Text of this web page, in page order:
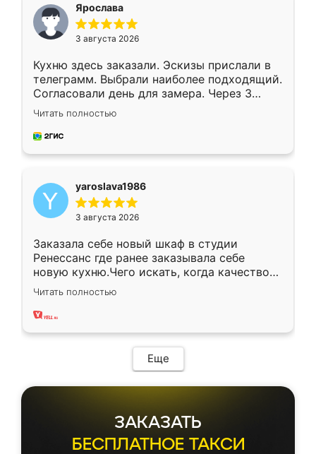
Ярослава
3 августа 2026
Кухню здесь заказали. Эскизы прислали в
телеграмм. Выбрали наиболее подходящий.
Согласовали день для замера. Через 3
недели кухня была уже готова. Остались
довольны работой. Спасибо Ренессанс
мебель за качественную работу!
Читать полностью
yaroslava1986
3 августа 2026
Заказала себе новый шкаф в студии
Ренессанс где ранее заказывала себе
новую кухню.Чего искать, когда качеством
вполне довольна. Служит кухня уже почти
два года, нареканий нет.
Читать полностью
Еще
ЗАКАЗАТЬ
БЕСПЛАТНОЕ ТАКСИ